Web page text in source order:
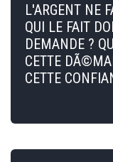
L'ARGENT NE
QUI LE FAIT
DEMANDE ?
CETTE
CETTE